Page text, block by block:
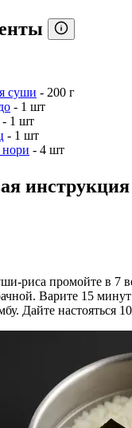
суши - 200 г
- 1 шт
- 1 шт
- 1 шт
- 4 шт
инструкция
риса промойте в 7
Варите 15
Дайте настояться